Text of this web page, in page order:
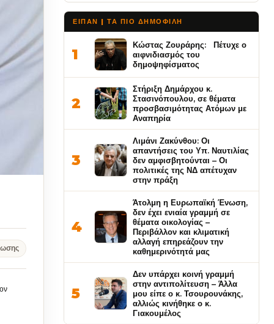
ΕΙΠΑΝ | ΤΑ ΠΙΟ ΔΗΜΟΦΙΛΉ
1
Κώστας Ζουράρης: Πέτυχε ο
αιφνιδιασμός του
δημοψηφίσματος
2
Στήριξη Δημάρχου κ.
Στασινόπουλου, σε θέματα
προσβασιμότητας Ατόμων με
Αναπηρία
3
Λιμάνι Ζακύνθου: Οι
απαντήσεις του Υπ. Ναυτιλίας
δεν αμφισβητούνται – Οι
πολιτικές της ΝΔ απέτυχαν
στην πράξη
4
Άτολμη η Ευρωπαϊκή Ένωση,
δεν έχει ενιαία γραμμή σε
θέματα οικολογίας –
Περιβάλλον και κλιματική
αλλαγή επηρεάζουν την
καθημερινότητά μας
5
Δεν υπάρχει κοινή γραμμή
στην αντιπολίτευση – Άλλα
μου είπε ο κ. Τσουρουνάκης,
αλλιώς κινήθηκε ο κ.
Γιακουμέλος